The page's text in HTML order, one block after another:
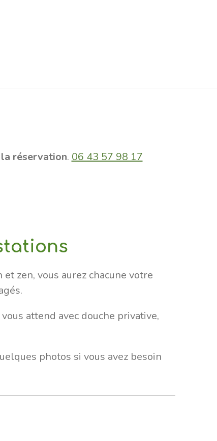
réservation. 06 43 57 98 17
zen, vous aurez chacune votre
attend avec douche privative,
photos si vous avez besoin